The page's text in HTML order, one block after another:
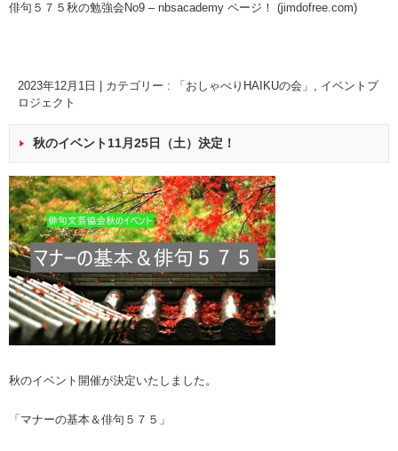
俳句５７５秋の勉強会No9 – nbsacademy ページ！ (jimdofree.com)
2023年12月1日 カテゴリー : 「おしゃべりHAIKUの会」 , イベントプ
ロジェクト
秋のイベント11月25日（土）決定！
秋のイベント開催が決定いたしました。
「マナーの基本＆俳句５７５」